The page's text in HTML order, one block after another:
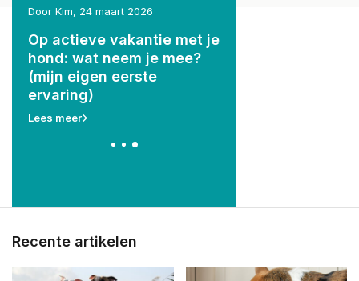
Door Kim, 24 maart 2026
Op actieve vakantie met je
hond: wat neem je mee?
(mijn eigen eerste
ervaring)
Lees meer
Recente artikelen